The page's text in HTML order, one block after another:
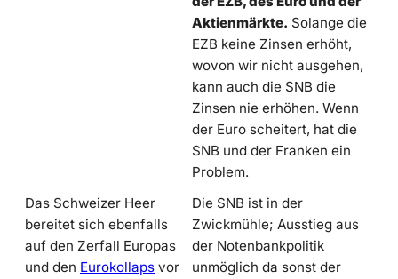
Aktienmärkte. Solange die
EZB keine Zinsen erhöht,
wovon wir nicht ausgehen,
kann auch die SNB die
Zinsen nie erhöhen. Wenn
der Euro scheitert, hat die
SNB und der Franken ein
Problem.
Das Schweizer Heer
bereitet sich ebenfalls
auf den Zerfall Europas
und den Eurokollaps vor
Die SNB ist in der
Zwickmühle; Ausstieg aus
der Notenbankpolitik
unmöglich da sonst der